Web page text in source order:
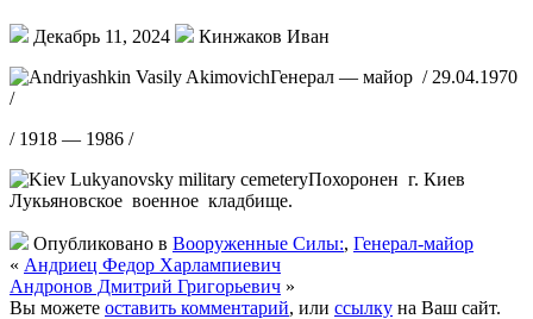
Декабрь 11, 2024
Кинжаков Иван
Генерал — майор / 29.04.1970
/
/ 1918 — 1986 /
Похоронен г. Киев
Лукьяновское военное кладбище.
Опубликовано в Вооруженные Силы:, Генерал-майор
« Андриец Федор Харлампиевич
Андронов Дмитрий Григорьевич »
Вы можете оставить комментарий, или ссылку на Ваш сайт.